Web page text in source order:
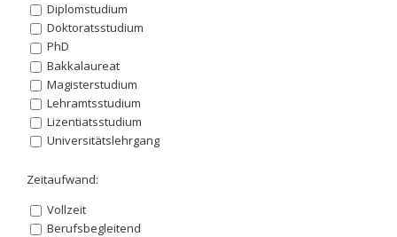
Diplomstudium
Doktoratsstudium
PhD
Bakkalaureat
Magisterstudium
Lehramtsstudium
Lizentiatsstudium
Universitätslehrgang
Zeitaufwand:
Vollzeit
Berufsbegleitend